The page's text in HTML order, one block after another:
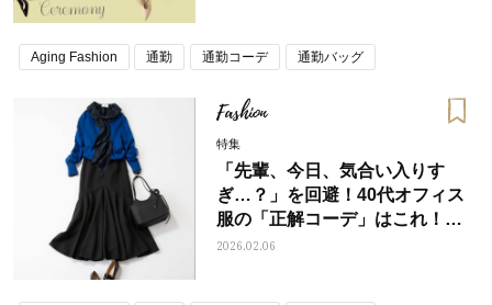
Aging Fashion 通勤 通勤コーデ 通勤バッグ
Fashion
特集
「先輩、今日、気合い入りす
ぎ…？」を回避！40代オフィス
服の「正解コーデ」はこれ！
【スカート編】4選
2026.02.06